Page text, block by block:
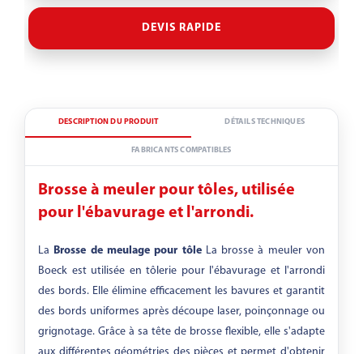
A-grain abrasif
-
DEVIS RAPIDE
DESCRIPTION DU PRODUIT DÉTAILS TECHNIQUES
FABRICANTS COMPATIBLES
Brosse à meuler pour tôles, utilisée
pour l'ébavurage et l'arrondi.
La Brosse de meulage pour tôleLa brosse à meuler von
Boeck est utilisée en tôlerie pour l'ébavurage et l'arrondi
des bords. Elle élimine efficacement les bavures et garantit
des bords uniformes après découpe laser, poinçonnage ou
grignotage. Grâce à sa tête de brosse flexible, elle s'adapte